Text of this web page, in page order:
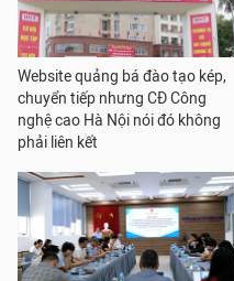
Website quảng bá đào tạo kép,
chuyển tiếp nhưng CĐ Công
nghệ cao Hà Nội nói đó không
phải liên kết